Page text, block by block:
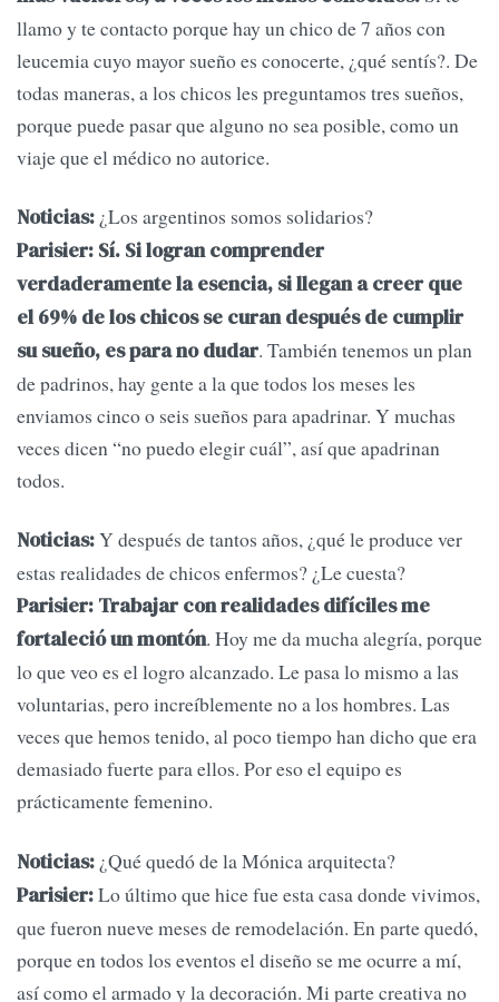
llamo y te contacto porque hay un chico de 7 años con
leucemia cuyo mayor sueño es conocerte, ¿qué sentís?. De
todas maneras, a los chicos les preguntamos tres sueños,
porque puede pasar que alguno no sea posible, como un
viaje que el médico no autorice.
Noticias: ¿Los argentinos somos solidarios?
Parisier: Sí. Si logran comprender
verdaderamente la esencia, si llegan a creer que
el 69% de los chicos se curan después de cumplir
su sueño, es para no dudar. También tenemos un plan
de padrinos, hay gente a la que todos los meses les
enviamos cinco o seis sueños para apadrinar. Y muchas
veces dicen “no puedo elegir cuál”, así que apadrinan
todos.
Noticias:Y después de tantos años, ¿qué le produce ver
estas realidades de chicos enfermos? ¿Le cuesta?
Parisier: Trabajar con realidades difíciles me
fortaleció un montón. Hoy me da mucha alegría, porque
lo que veo es el logro alcanzado. Le pasa lo mismo a las
voluntarias, pero increíblemente no a los hombres. Las
veces que hemos tenido, al poco tiempo han dicho que era
demasiado fuerte para ellos. Por eso el equipo es
prácticamente femenino.
Noticias: ¿Qué quedó de la Mónica arquitecta?
Parisier:Lo último que hice fue esta casa donde vivimos,
que fueron nueve meses de remodelación. En parte quedó,
porque en todos los eventos el diseño se me ocurre a mí,
así como el armado y la decoración. Mi parte creativa no